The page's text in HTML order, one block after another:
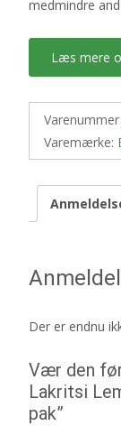
medmindre
Læs mere
Varenummer
Varemærke:
Der er endnu
Vær den
Lakritsi
pak”